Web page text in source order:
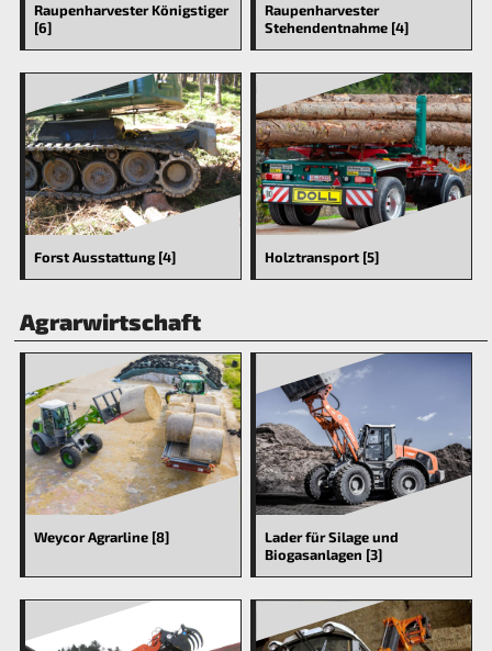
Raupenharvester Königstiger
[6]
Raupenharvester
Stehendentnahme [4]
Forst Ausstattung [4] Holztransport [5]
Agrarwirtschaft
Weycor Agrarline [8]
Lader für Silage und
Biogasanlagen [3]